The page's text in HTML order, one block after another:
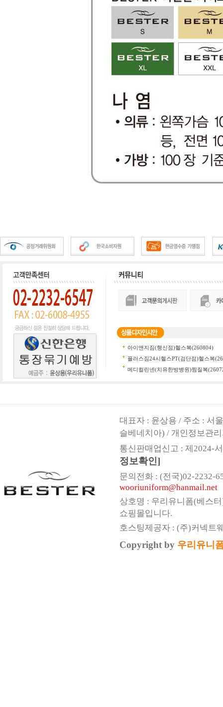
대표자 : 윤상용 / 주소 : 서
슬베네치아) / 개인정보관
통신판매업신고 : 제2024-
정보확인]
문의전화 : (전국)02-2232-
wooriuniform@hanmail.net
상호명 : 우리유니폼(베스
쇼핑몰입니다.
호스팅제공자 : (주)커넥트
Copyright by 우리유니